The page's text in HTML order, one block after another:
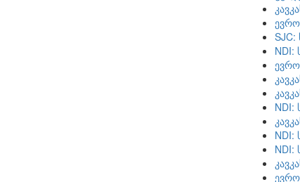
SJC:
NDI:
NDI:
NDI:
NDI: